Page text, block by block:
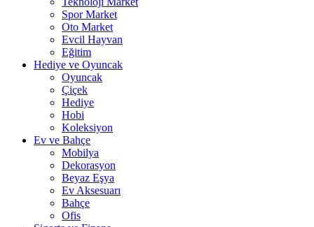
Spor Market
Oto Market
Evcil Hayvan
Eğitim
Hediye ve Oyuncak
Oyuncak
Çiçek
Hediye
Hobi
Koleksiyon
Ev ve Bahçe
Mobilya
Dekorasyon
Beyaz Eşya
Ev Aksesuarı
Bahçe
Ofis